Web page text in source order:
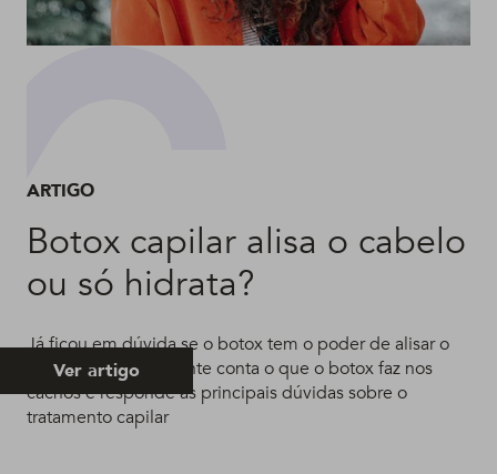
ARTIGO
Botox capilar alisa o cabelo
ou só hidrata?
Já ficou em dúvida se o botox tem o poder de alisar o
cabelo? Calma, a gente conta o que o botox faz nos
cachos e responde as principais dúvidas sobre o
tratamento capilar
Ver artigo